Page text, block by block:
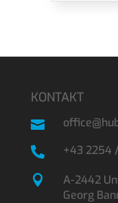
KONTAKT


+43 2254

A-2442
Georg